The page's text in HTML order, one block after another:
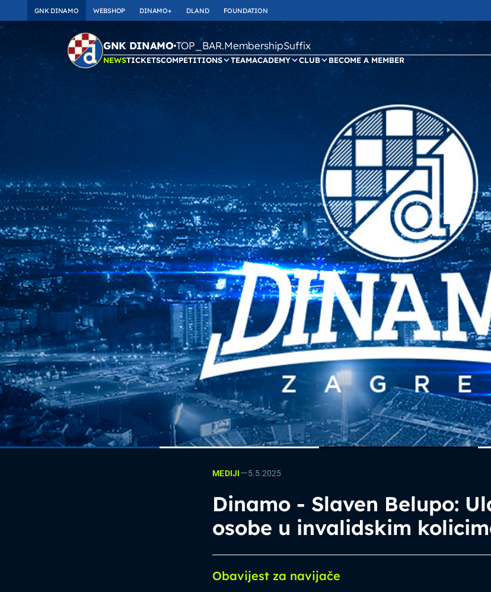
GNK DINAMO WEBSHOP DINAMO+ DLAND FOUNDATION
GNK DINAMO TOP_BAR.MembershipSuffix
NEWSTICKETSCOMPETITIONS TEAMACADEMY CLUB BECOME A MEMBER
MEDIJI—5.5.2025
Dinamo - Slaven Belupo:
osobe u invalidskim
Obavijest za navijače